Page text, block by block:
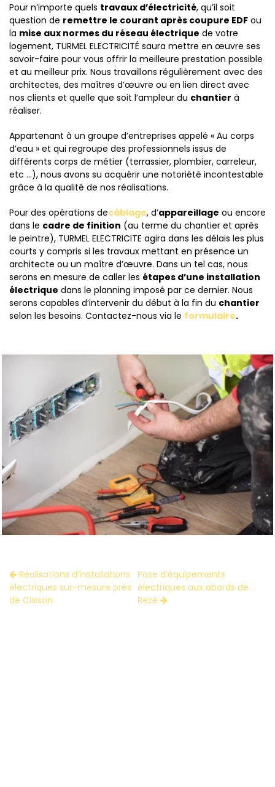
Pour n’importe quels travaux d’électricité, qu’il soit
question de remettre le courant après coupure EDF ou
la mise aux normes du réseau électrique de votre
logement, TURMEL ELECTRICITÉ saura mettre en œuvre ses
savoir-faire pour vous offrir la meilleure prestation possible
et au meilleur prix. Nous travaillons régulièrement avec des
architectes, des maîtres d’œuvre ou en lien direct avec
nos clients et quelle que soit l’ampleur du chantier à
réaliser.
Appartenant à un groupe d’entreprises appelé « Au corps
d’eau » et qui regroupe des professionnels issus de
différents corps de métier (terrassier, plombier, carreleur,
etc …), nous avons su acquérir une notoriété incontestable
grâce à la qualité de nos réalisations.
Pour des opérations decâblage, d’appareillage ou encore
dans le cadre de finition (au terme du chantier et après
le peintre), TURMEL ELECTRICITE agira dans les délais les plus
courts y compris si les travaux mettant en présence un
architecte ou un maître d’œuvre. Dans un tel cas, nous
serons en mesure de caller les étapes d’une installation
électrique dans le planning imposé par ce dernier. Nous
serons capables d’intervenir du début à la fin du chantier
selon les besoins. Contactez-nous via le formulaire.
Réalisations d’installations
électriques sur-mesure près
de Clisson
Pose d’équipements
électriques aux abords de
Rezé